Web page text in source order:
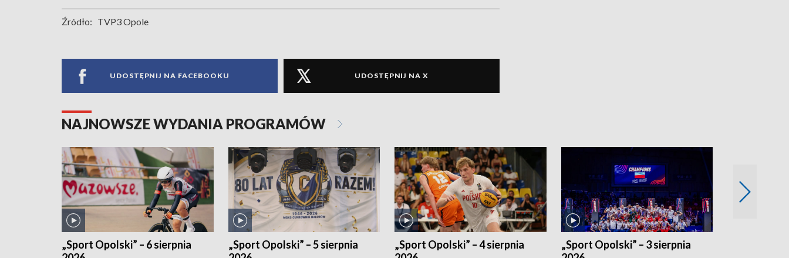
Źródło: TVP3 Opole
UDOSTĘPNIJ NA FACEBOOKU UDOSTĘPNIJ NA X
NAJNOWSZE WYDANIA PROGRAMÓW
„Sport Opolski” – 6 sierpnia
„Sport Opolski” – 5 sierpnia
„Sport Opolski” – 4 sierpnia
„Sport Opolski” – 3 sierpnia